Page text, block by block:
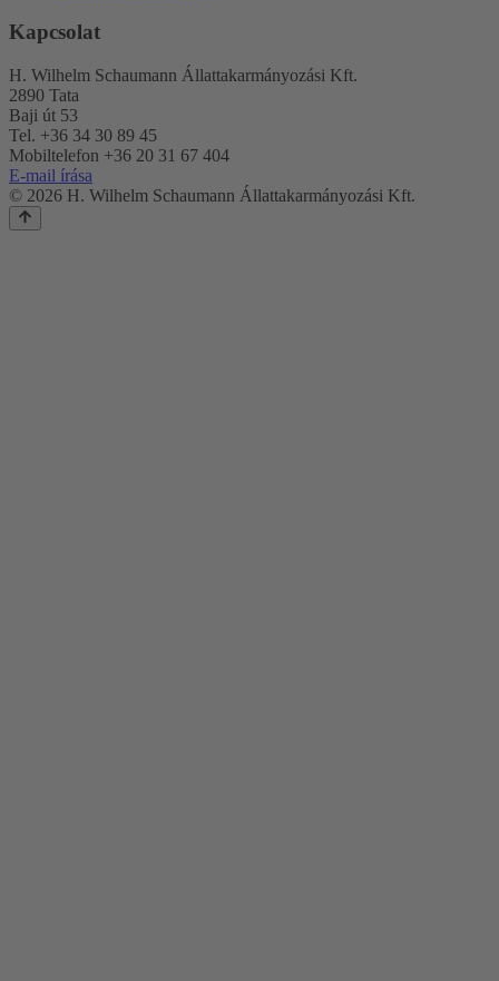
Kapcsolat
H. Wilhelm Schaumann Állattakarmányozási Kft.
2890 Tata
Baji út 53
Tel. +36 34 30 89 45
Mobiltelefon +36 20 31 67 404
E-mail írása
© 2026 H. Wilhelm Schaumann Állattakarmányozási Kft.